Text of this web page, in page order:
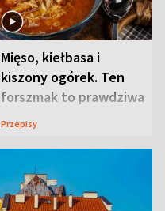
Mięso, kiełbasa i
kiszony ogórek. Ten
forszmak to prawdziwa
uczta
Przepisy